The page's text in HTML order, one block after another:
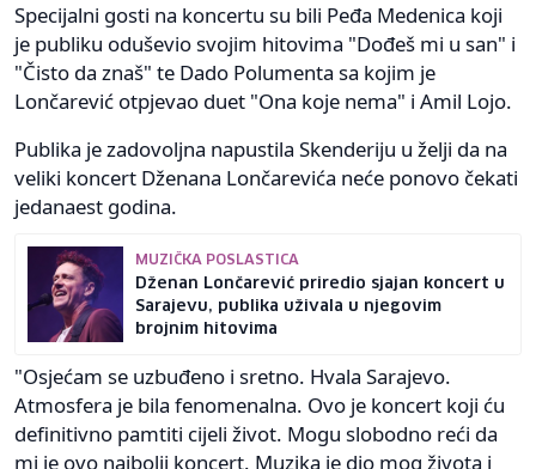
Specijalni gosti na koncertu su bili Peđa Medenica koji
je publiku oduševio svojim hitovima "Dođeš mi u san" i
"Čisto da znaš" te Dado Polumenta sa kojim je
Lončarević otpjevao duet "Ona koje nema" i Amil Lojo.
Publika je zadovoljna napustila Skenderiju u želji da na
veliki koncert Dženana Lončarevića neće ponovo čekati
jedanaest godina.
MUZIČKA POSLASTICA
Dženan Lončarević priredio sjajan koncert u
Sarajevu, publika uživala u njegovim
brojnim hitovima
"Osjećam se uzbuđeno i sretno. Hvala Sarajevo.
Atmosfera je bila fenomenalna. Ovo je koncert koji ću
definitivno pamtiti cijeli život. Mogu slobodno reći da
mi je ovo najbolji koncert. Muzika je dio mog života i